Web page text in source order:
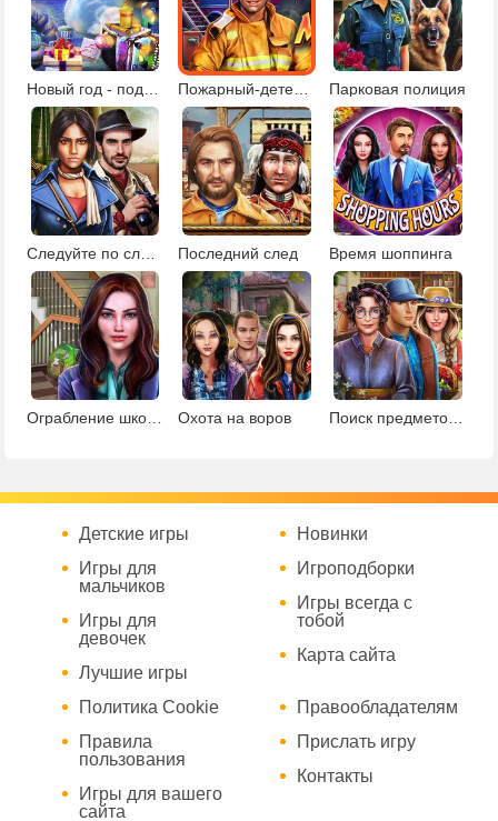
Пожарный-детектив Парковая полиция
Следуйте по следам Последний след Время шоппинга
Ограбление школы Охота на воров Поиск предметов в ботаническом саду
Детские игры
Игры для
мальчиков
Игры для
девочек
Лучшие игры
Новинки
Игроподборки
Игры всегда с
тобой
Карта сайта
Политика Cookie
Правила
пользования
Игры для вашего
сайта
Правообладателям
Прислать игру
Контакты